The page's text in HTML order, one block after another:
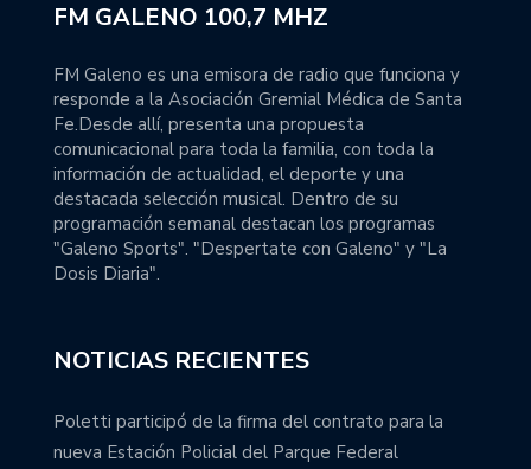
FM GALENO 100,7 MHZ
FM Galeno es una emisora de radio que funciona y
responde a la Asociación Gremial Médica de Santa
Fe.Desde allí, presenta una propuesta
comunicacional para toda la familia, con toda la
información de actualidad, el deporte y una
destacada selección musical. Dentro de su
programación semanal destacan los programas
"Galeno Sports". "Despertate con Galeno" y "La
Dosis Diaria".
NOTICIAS RECIENTES
Poletti participó de la firma del contrato para la
nueva Estación Policial del Parque Federal